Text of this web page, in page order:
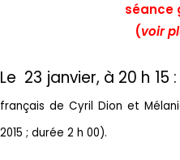
séance
(voir
Le 23 janvier, à 20 h 15 :
français de Cyril Dion et
2015 ; durée 2 h 00).